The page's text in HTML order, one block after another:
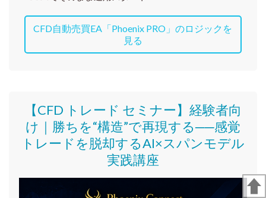
CFD自動売買EA「Phoenix PRO」のロジックを
見る
【CFD トレード セミナー】 経験者向
け｜ 勝ちを“構造”で再現する──感覚
トレードを脱却するAI×スパンモデル
実践講座